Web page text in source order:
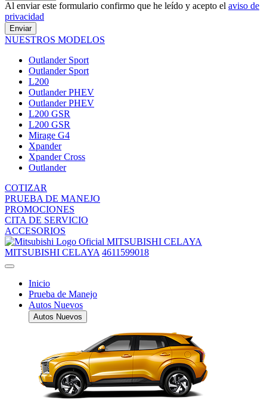
Al enviar este formulario confirmo que he leído y acepto el aviso de
privacidad
Enviar
NUESTROS MODELOS
Outlander Sport
Outlander Sport
L200
Outlander PHEV
Outlander PHEV
L200 GSR
L200 GSR
Mirage G4
Xpander
Xpander Cross
Outlander
COTIZAR
PRUEBA DE MANEJO
PROMOCIONES
CITA DE SERVICIO
ACCESORIOS
MITSUBISHI CELAYA
MITSUBISHI CELAYA 4611599018
Inicio
Prueba de Manejo
Autos Nuevos
Autos Nuevos